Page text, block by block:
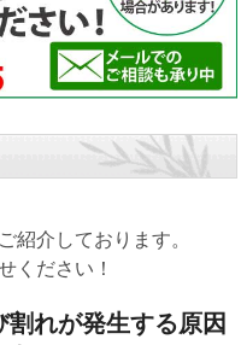
介しております。
ください！
れが発生する原因